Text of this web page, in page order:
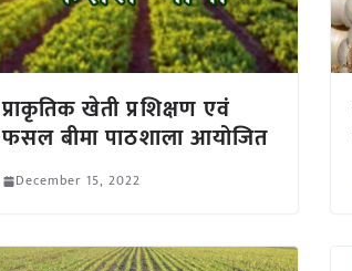
प्राकृतिक खेती प्रशिक्षण एवं
फसल बीमा पाठशाला आयोजित
December 15, 2022